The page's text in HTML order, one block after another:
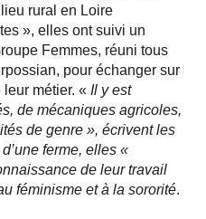
rural en Loire
», elles ont suivi un
Femmes, réuni tous
pour échanger sur
métier. « Il y est
de mécaniques agricoles,
de genre », écrivent les
ferme, elles «
de leur travail
féminisme et à la sororité.